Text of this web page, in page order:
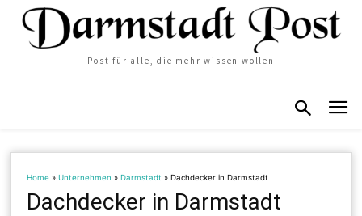
Post für alle, die mehr wissen wollen
Home »Unternehmen »Darmstadt »Dachdecker in Darmstadt
Dachdecker in Darmstadt